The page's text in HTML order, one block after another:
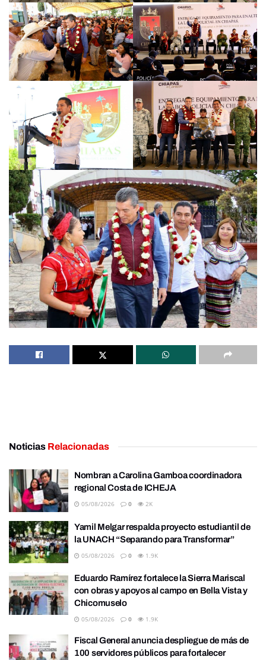
Noticias Relacionadas
Nombran a Carolina Gamboa coordinadora
regional Costa de ICHEJA
05/08/2026 0 2K
Yamil Melgar respalda proyecto estudiantil de
la UNACH “Separando para Transformar”
05/08/2026 0 1.9K
Eduardo Ramírez fortalece la Sierra Mariscal
con obras y apoyos al campo en Bella Vista y
Chicomuselo
05/08/2026 0 1.9K
Fiscal General anuncia despliegue de más de
100 servidores públicos para fortalecer